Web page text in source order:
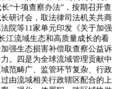
“十项查察办法”，按期召开查
研讨会，取法律司法机关共商
院等11家单元印发《关于加强
江流域生态和高质量成长的看
强生态损害补偿取查察公益诉
。四是为全球流域管理贡献中
范畴广、监管环节复杂、行政
由流域相关行政辖区配合的上